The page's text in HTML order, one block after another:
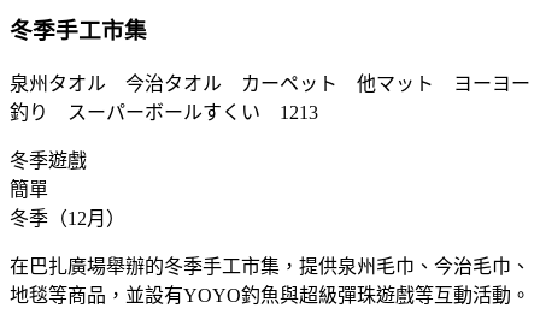
冬季手工市集
泉州タオル 今治タオル カーペット 他マット ヨーヨー
釣り スーパーボールすくい 1213
冬季遊戲
簡單
冬季（12月）
在巴扎廣場舉辦的冬季手工市集，提供泉州毛巾、今治毛巾、
地毯等商品，並設有YOYO釣魚與超級彈珠遊戲等互動活動。